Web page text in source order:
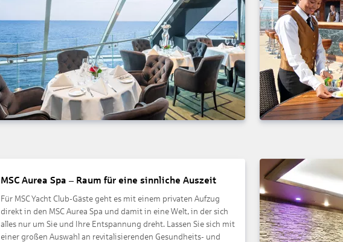
MSC Aurea Spa – Raum für eine sinnliche Auszeit
Für MSC Yacht Club-Gäste geht es mit einem privaten Aufzug
direkt in den MSC Aurea Spa und damit in eine Welt, in der sich
alles nur um Sie und Ihre Entspannung dreht. Lassen Sie sich mit
einer großen Auswahl an revitalisierenden Gesundheits- und